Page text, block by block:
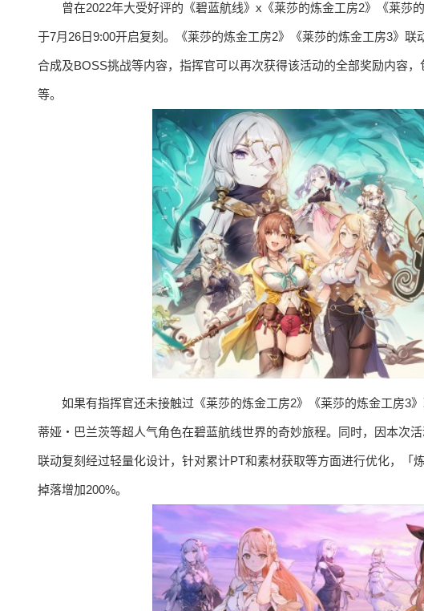
曾在2022年大受好评的《碧蓝航线》x《莱莎的炼金工房2》《莱莎
于7月26日9:00开启复刻。《莱莎的炼金工房2》《莱莎的炼金工房3》
合成及BOSS挑战等内容，指挥官可以再次获得该活动的全部奖励内容
等。
如果有指挥官还未接触过《莱莎的炼金工房2》《莱莎的炼金工房3
蒂娅・巴兰茨等超人气角色在碧蓝航线世界的奇妙旅程。同时，因本次
联动复刻经过轻量化设计，针对累计PT和素材获取等方面进行优化，「
掉落增加200%。